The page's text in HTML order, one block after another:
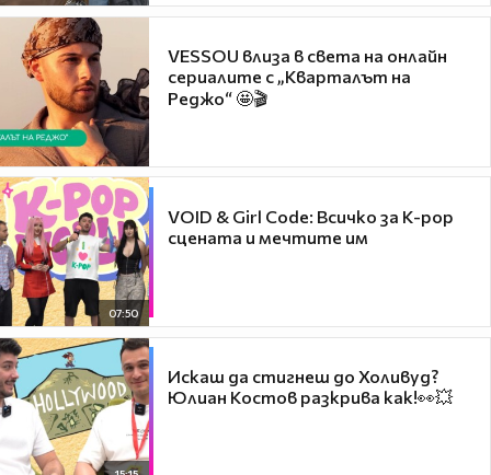
VESSOU влиза в света на онлайн
сериалите с „Кварталът на
Реджо“ 🤩🎬
07:50
VOID & Girl Code: Всичко за K-pop
сцената и мечтите им
Искаш да стигнеш до Холивуд?
Юлиан Костов разкрива как!👀💥